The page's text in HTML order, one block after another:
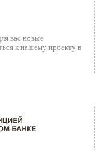
вас новые
к нашему проекту в